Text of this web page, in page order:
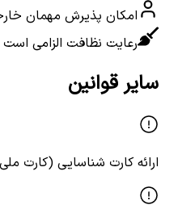
امکان پذیرش مهمان
رعایت نظافت الزامی است
سایر قوانین
ارائه کارت شناسایی (کارت